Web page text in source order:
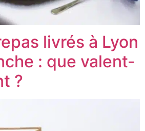
livrés à Lyon
: que valent-
?